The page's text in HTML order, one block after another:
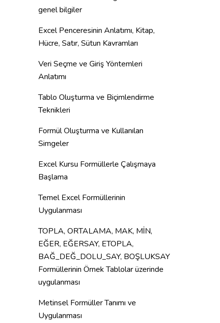
genel bilgiler
Excel Penceresinin Anlatımı, Kitap,
Hücre, Satır, Sütun Kavramları
Veri Seçme ve Giriş Yöntemleri
Anlatımı
Tablo Oluşturma ve Biçimlendirme
Teknikleri
Formül Oluşturma ve Kullanılan
Simgeler
Excel Kursu Formüllerle Çalışmaya
Başlama
Temel Excel Formüllerinin
Uygulanması
TOPLA, ORTALAMA, MAK, MİN,
EĞER, EĞERSAY, ETOPLA,
BAĞ_DEĞ_DOLU_SAY, BOŞLUKSAY
Formüllerinin Örnek Tablolar üzerinde
uygulanması
Metinsel Formüller Tanımı ve
Uygulanması